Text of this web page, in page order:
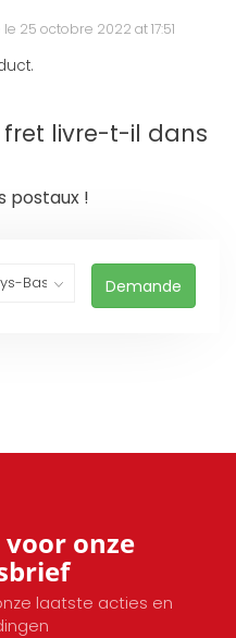
25 octobre 2022 at 17:51
livre-t-il dans
postaux !
Demande
onze
laatste acties en